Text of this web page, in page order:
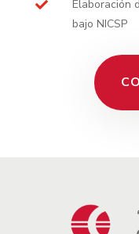

Elaboración
bajo NICSP